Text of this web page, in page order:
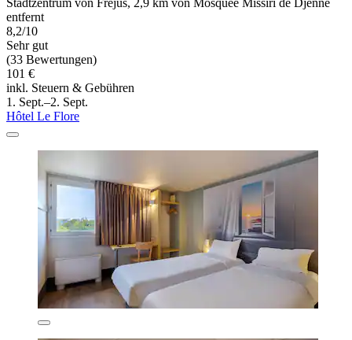
Stadtzentrum von Frejus, 2,9 km von Mosquée Missiri de Djenné
entfernt
8,2/10
Sehr gut
(33 Bewertungen)
101 €
inkl. Steuern & Gebühren
1. Sept.–2. Sept.
Hôtel Le Flore